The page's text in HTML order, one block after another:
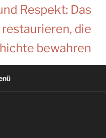
Respekt: Das
die
bewahren